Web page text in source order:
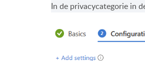
In de privacycategorie in